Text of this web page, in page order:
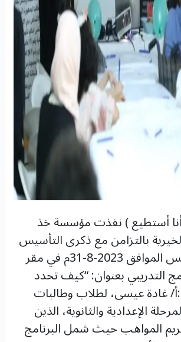
أستطيع ) نفذت مؤسسة خذ
بالتزامن مع ذكرى التأسيس
ال14 يوم الخميس الموافق 2023-8-31م في مقر
التدريبي بعنوان: “كيف تحدد
غادة عيسى، لطلاب وطالبات
الإعدادية والثانوية، الذين
المواهب حيث شمل البرنامج